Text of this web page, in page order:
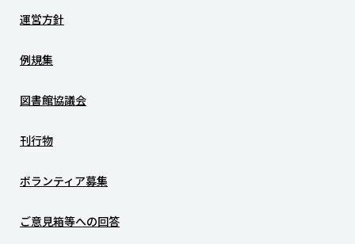
運営方針
例規集
図書館協議会
刊行物
ボランティア募集
ご意見箱等への回答